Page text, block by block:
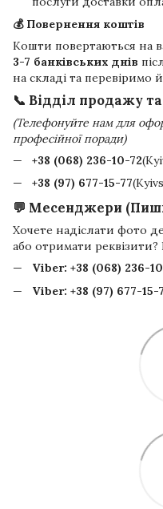
💰 Повернення коштів
Кошти повертаються на
3-7 банківських днів
на складі та перевіримо
📞 Відділ продажу
(Телефонуйте нам для
професійної поради)
+38 (068) 236-10-72
+38 (97) 677-15-77
💬 Месенджери
Хочете надіслати фото
або отримати
Viber: +38 (068) 236-
Viber: +38 (97) 677-15-